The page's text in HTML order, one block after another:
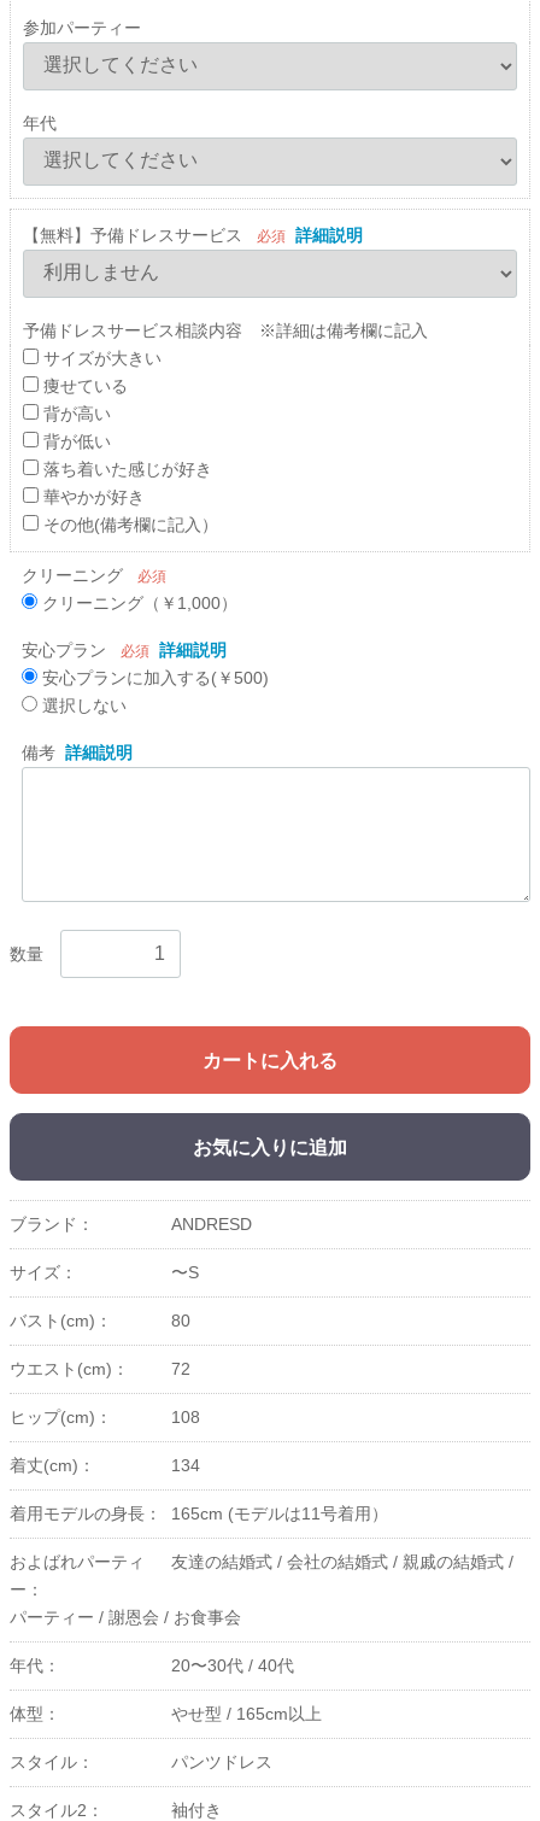
参加パーティー
年代
【無料】予備ドレスサービス 必須 詳細説明
予備ドレスサービス相談内容 ※詳細は備考欄に記入
サイズが大きい
痩せている
背が高い
背が低い
落ち着いた感じが好き
華やかが好き
その他(備考欄に記入）
クリーニング 必須
クリーニング（￥1,000）
安心プラン 必須 詳細説明
安心プランに加入する(￥500)
選択しない
備考 詳細説明
数量
カートに入れる
お気に入りに追加
ブランド： ANDRESD
サイズ： 〜S
バスト(cm)： 80
ウエスト(cm)： 72
ヒップ(cm)： 108
着丈(cm)： 134
着用モデルの身長： 165cm (モデルは11号着用）
およばれパーティ
ー：
友達の結婚式 / 会社の結婚式 / 親戚の結婚式 /
パーティー / 謝恩会 / お食事会
年代： 20〜30代 / 40代
体型： やせ型 / 165cm以上
スタイル： パンツドレス
スタイル2： 袖付き